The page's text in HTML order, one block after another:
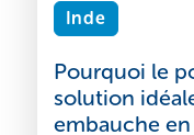
Inde
Pourquoi le
solution
embauche